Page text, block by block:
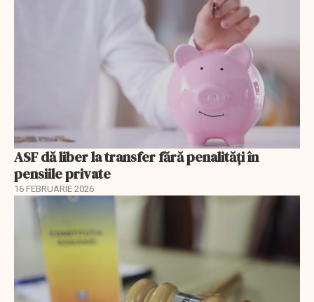
ASF dă liber la transfer fără penalități în
pensiile private
16 FEBRUARIE 2026